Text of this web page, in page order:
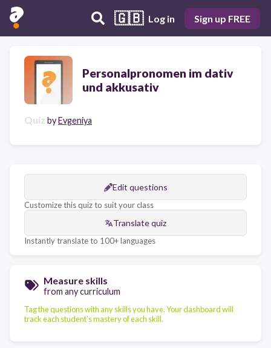
🇬🇧 Log in Sign up FREE
Personalpronomen im dativ
und akkusativ
Quiz byEvgeniya
Edit questions
Customize this quiz to suit your class
Translate quiz
Instantly translate to 100+ languages
Measure skills
from any curriculum
Tag the questions with any skills you have. Your dashboard will
track each student's mastery of each skill.